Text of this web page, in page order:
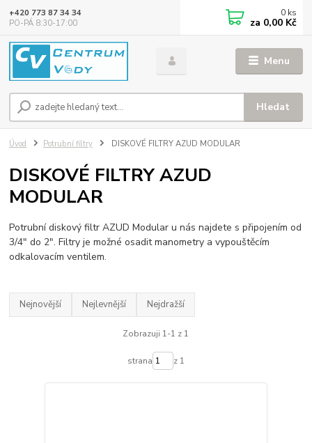
Menu
Hledat
+420 773 87 34 34
PO-PÁ 8:30-17:00
0 ks
za 0,00 Kč
Úvod Potrubní filtry DISKOVÉ FILTRY AZUD MODULAR
DISKOVÉ FILTRY AZUD
MODULAR
Potrubní diskový filtr AZUD Modular u nás najdete s připojením od
3/4" do 2". Filtry je možné osadit manometry a vypouštěcím
odkalovacím ventilem.
Nejnovější Nejlevnější Nejdražší
Zobrazuji 1-1 z 1
strana z 1